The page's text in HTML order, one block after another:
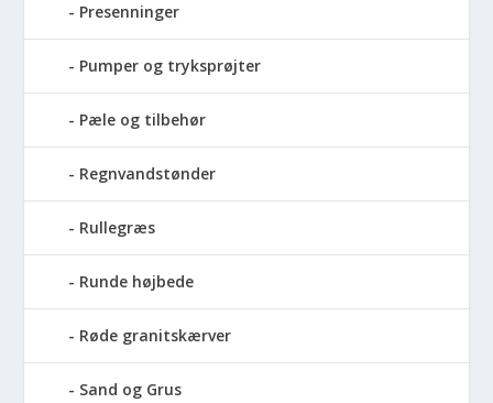
Presenninger
Pumper og tryksprøjter
Pæle og tilbehør
Regnvandstønder
Rullegræs
Runde højbede
Røde granitskærver
Sand og Grus